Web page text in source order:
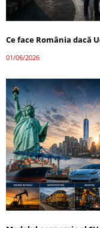
Ce face România dacă
01/06/2026